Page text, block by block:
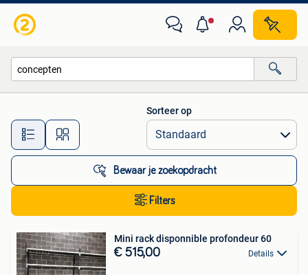
Alle afstanden…
Sorteer op
Bewaar je zoekopdracht
Filters
Mini rack disponnible profondeur 60
€ 515,00 Details